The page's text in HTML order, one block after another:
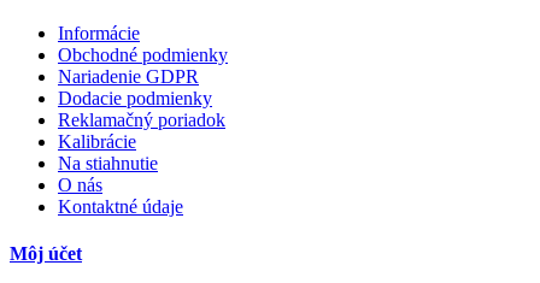
Informácie
Obchodné podmienky
Nariadenie GDPR
Dodacie podmienky
Reklamačný poriadok
Kalibrácie
Na stiahnutie
O nás
Kontaktné údaje
Môj účet